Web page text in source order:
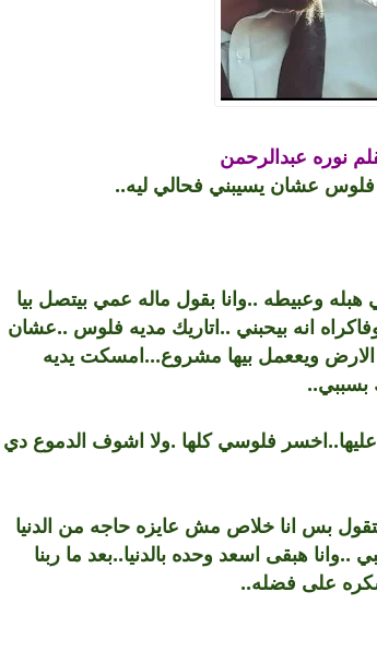
نوره عبدالرحمن
فلوس عشان يسيبني فحالي ليه..
وعبيطه ..وانا بقول ماله عمي بيتصل بيا
انه بيحبني ..اتاريك مديه فلوس ..عشان
ويععمل بيها مشروع...امسكت يديه
فلوسي كلها .ولا اشوف الدموع دي
بس انا خلاص مش عايزه حاجه من الدنيا
هبقى اسعد وحده بالدنيا..بعد ما ربنا
على فضله..